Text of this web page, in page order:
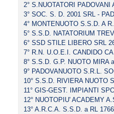
2° S.NUOTATORI
3° SOC. S. D. 2001 SRL -
4° MONTENUOTO S.S.D. A
5° S.S.D. NATATORIUM
6° SSD STILE LIBERO SRL
7° R.N. U.O.E.I. CANDIDO
8° S.S.D. G.P. NUOTO MIRA
9° PADOVANUOTO S.R.L.
10° S.S.D. RIVIERA NUOTO
11° GIS-GEST. IMPIANTI
12° NUOTOPIU' ACADEMY
13° A.R.C.A. S.S.D. a RL